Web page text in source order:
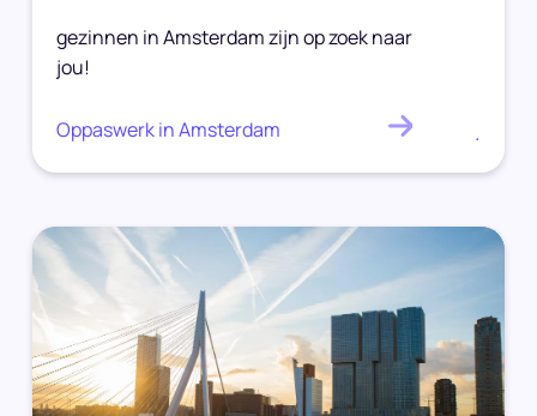
gezinnen in Amsterdam zijn op zoek naar
jou!
Oppaswerk in Amsterdam .